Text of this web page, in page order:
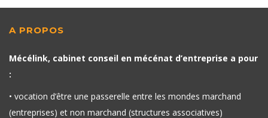
A PROPOS
Mécélink, cabinet conseil en mécénat d’entreprise a pour
:
• vocation d’être une passerelle entre les mondes marchand
(entreprises) et non marchand (structures associatives)